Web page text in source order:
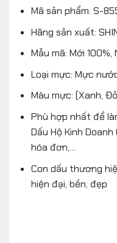
Mã sản phẩm: S-
Hãng sản xuất:
Mẫu mã: Mới
Loại mực: Mực
Màu mực: (Xanh,
Phù hợp nhất để
Dấu Hộ Kinh
hóa đơn,…
Con dấu thương
hiện đại, bền, đẹp